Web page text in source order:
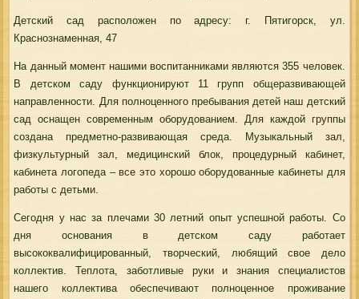
Детский сад расположен по адресу: г. Пятигорск, ул.
Краснознаменная, 47
На данный момент нашими воспитанниками являются 355 человек.
В детском саду функционируют 11 групп общеразвивающей
направленности. Для полноценного пребывания детей наш детский
сад оснащен современным оборудованием. Для каждой группы
создана предметно-развивающая среда. Музыкальный зал,
физкультурный зал, медицинский блок, процедурный кабинет,
кабинета логопеда – все это хорошо оборудованные кабинеты для
работы с детьми.
Сегодня у нас за плечами 30 летний опыт успешной работы. Со
дня основания в детском саду работает
высококвалифицированный, творческий, любящий свое дело
коллектив. Теплота, заботливые руки и знания специалистов
нашего коллектива обеспечивают полноценное проживание